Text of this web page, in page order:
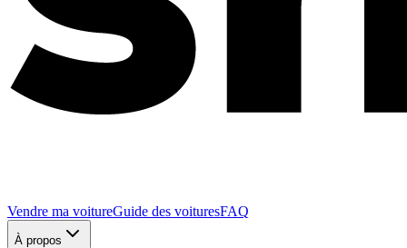
Vendre ma voitureGuide des voituresFAQ
À propos